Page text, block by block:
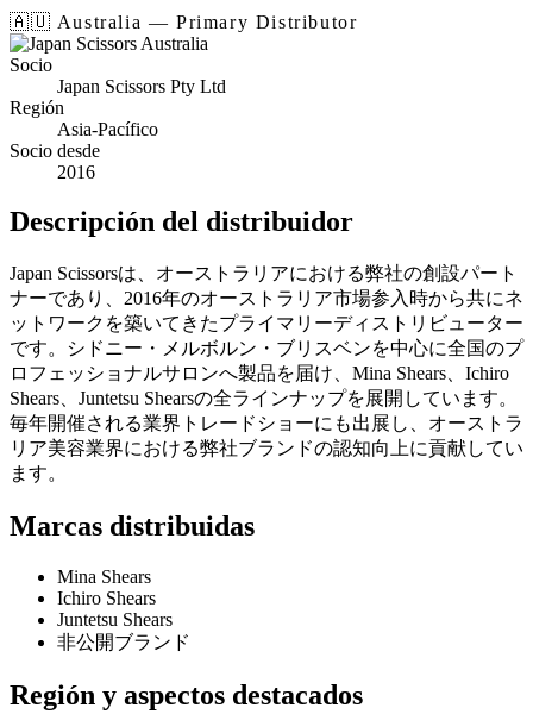
🇦🇺 Australia — Primary Distributor
Socio
Japan Scissors Pty Ltd
Región
Asia-Pacífico
Socio desde
2016
Descripción del distribuidor
Japan Scissorsは、オーストラリアにおける弊社の創設パート
ナーであり、2016年のオーストラリア市場参入時から共にネ
ットワークを築いてきたプライマリーディストリビューター
です。シドニー・メルボルン・ブリスベンを中心に全国のプ
ロフェッショナルサロンへ製品を届け、Mina Shears、Ichiro
Shears、Juntetsu Shearsの全ラインナップを展開しています。
毎年開催される業界トレードショーにも出展し、オーストラ
リア美容業界における弊社ブランドの認知向上に貢献してい
ます。
Marcas distribuidas
Mina Shears
Ichiro Shears
Juntetsu Shears
非公開ブランド
Región y aspectos destacados